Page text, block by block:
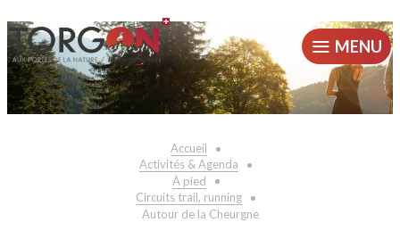
MENU
Accueil
Activités & Agenda
À pied
Circuits trail, running
Autour de la Cheurgne